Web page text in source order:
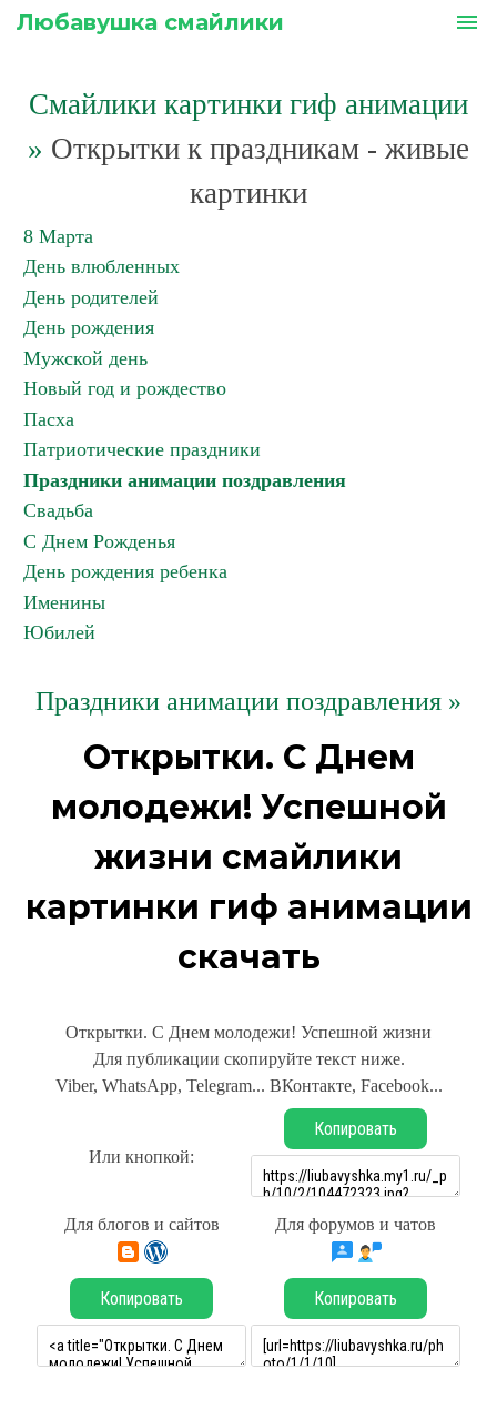
Любавушка смайлики menu
Смайлики картинки гиф анимации
» Открытки к праздникам - живые
картинки
8 Марта
День влюбленных
День родителей
День рождения
Мужской день
Новый год и рождество
Пасха
Патриотические праздники
Праздники анимации поздравления
Свадьба
С Днем Рожденья
День рождения ребенка
Именины
Юбилей
Праздники анимации поздравления »
Открытки. С Днем
молодежи! Успешной
жизни смайлики
картинки гиф анимации
скачать
Открытки. С Днем молодежи! Успешной жизни
Для публикации скопируйте текст ниже.
Viber, WhatsApp, Telegram... ВКонтакте, Facebook...
Или кнопкой:
Копировать
Для блогов и сайтов Для форумов и чатов
Копировать Копировать